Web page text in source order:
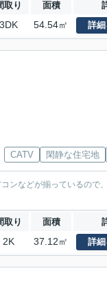
取り 面積
3DK 54.54㎡ 詳
CATV 閑静な住宅地
ンなどが揃っているので
取り 面積
2K 37.12㎡ 詳